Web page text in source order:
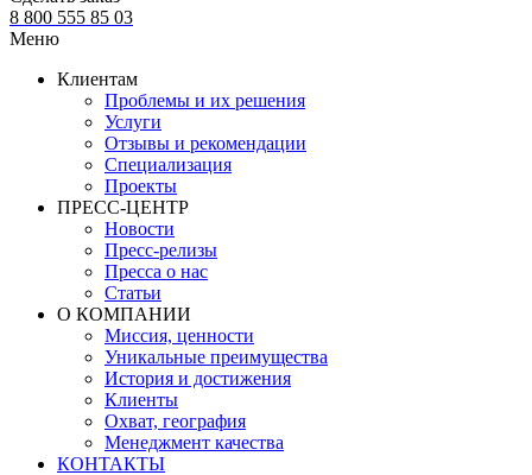
8 800 555 85 03
Меню
Клиентам
Проблемы и их решения
Услуги
Отзывы и рекомендации
Специализация
Проекты
ПРЕСС-ЦЕНТР
Новости
Пресс-релизы
Пресса о нас
Статьи
О КОМПАНИИ
Миссия, ценности
Уникальные преимущества
История и достижения
Клиенты
Охват, география
Менеджмент качества
КОНТАКТЫ